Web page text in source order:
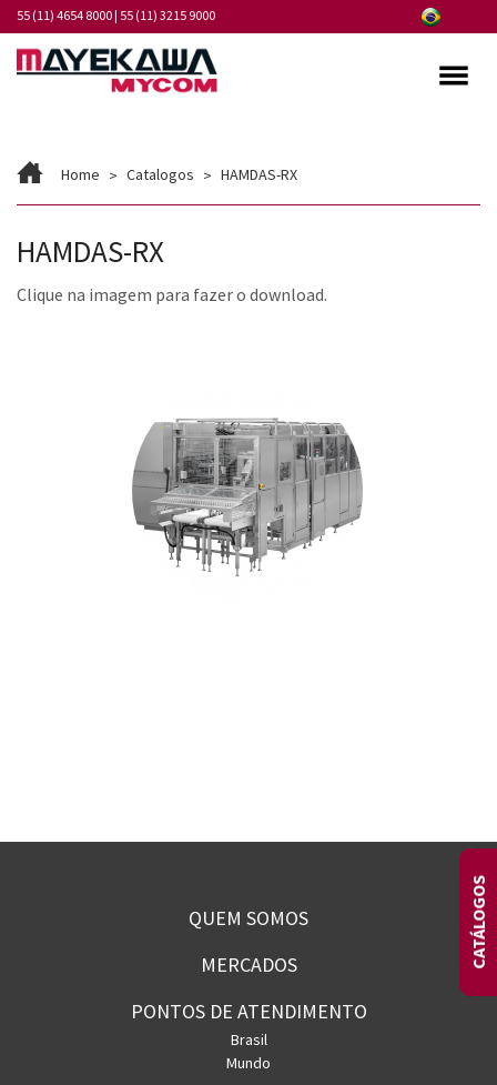
55 (11) 4654 8000| 55 (11) 3215 9000
Programa de Integridade
Home Catalogos HAMDAS-RX
HAMDAS-RX
Clique na imagem para fazer o download.
CATÁLOGOS
QUEM SOMOS
MERCADOS
PONTOS DE ATENDIMENTO
Brasil
Mundo